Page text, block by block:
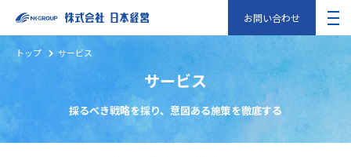
お問い合わせ
トップ サービス
サービス
採るべき戦略を採り、意図ある施策を徹底する